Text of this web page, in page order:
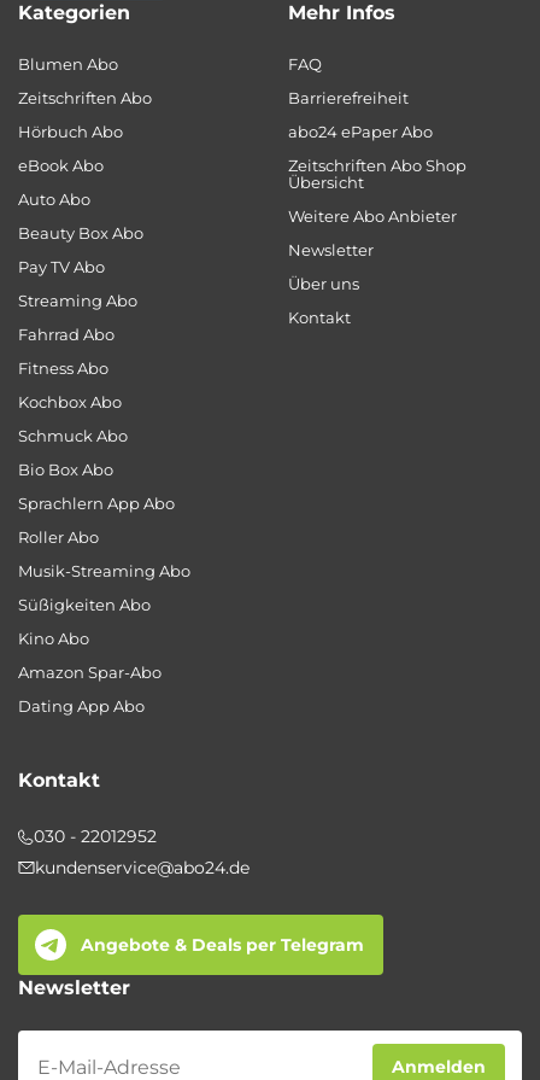
Kategorien
Blumen Abo
Zeitschriften Abo
Hörbuch Abo
eBook Abo
Auto Abo
Beauty Box Abo
Pay TV Abo
Streaming Abo
Fahrrad Abo
Fitness Abo
Kochbox Abo
Schmuck Abo
Bio Box Abo
Sprachlern App Abo
Roller Abo
Musik-Streaming Abo
Süßigkeiten Abo
Kino Abo
Amazon Spar-Abo
Dating App Abo
Mehr Infos
FAQ
Barrierefreiheit
abo24 ePaper Abo
Zeitschriften Abo Shop
Übersicht
Weitere Abo Anbieter
Newsletter
Über uns
Kontakt
Kontakt
030 - 22012952
kundenservice@abo24.de
Angebote & Deals per Telegram
Newsletter
Newsletter
Anmelden